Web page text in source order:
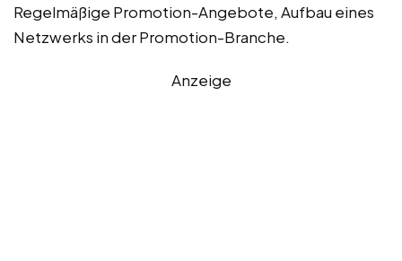
Regelmäßige Promotion-Angebote, Aufbau eines
Netzwerks in der Promotion-Branche.
Anzeige